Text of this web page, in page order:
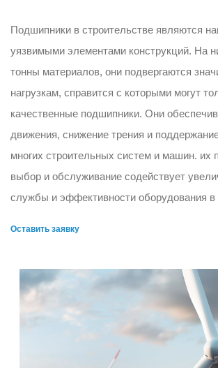
Подшипники в строительстве являются
уязвимыми элементами конструкций. На
тонны материалов, они подвергаются
нагрузкам, справится с которыми могут
качественные подшипники. Они
движения, снижение трения и
многих строительных систем и машин. их
выбор и обслуживание содействует
службы и эффективности оборудования в
Оставить заявку